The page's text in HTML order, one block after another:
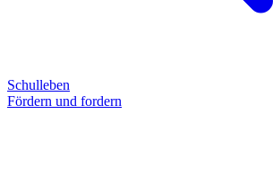
Schulleben
Fördern und fordern